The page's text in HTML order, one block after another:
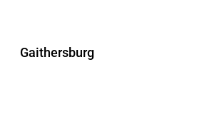
Gaithersburg